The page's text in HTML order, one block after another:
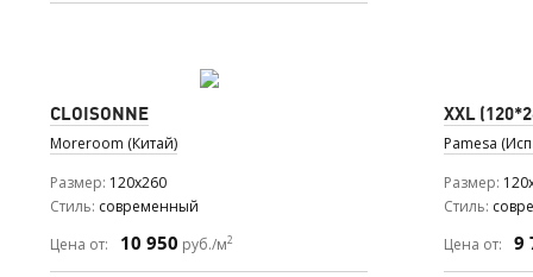
CLOISONNE
Moreroom (Китай)
Размер 120x260
Стиль современный
Цена от:
10 950 руб./м2
XXL
Pamesa
Размер
Стиль
Цена от:
9